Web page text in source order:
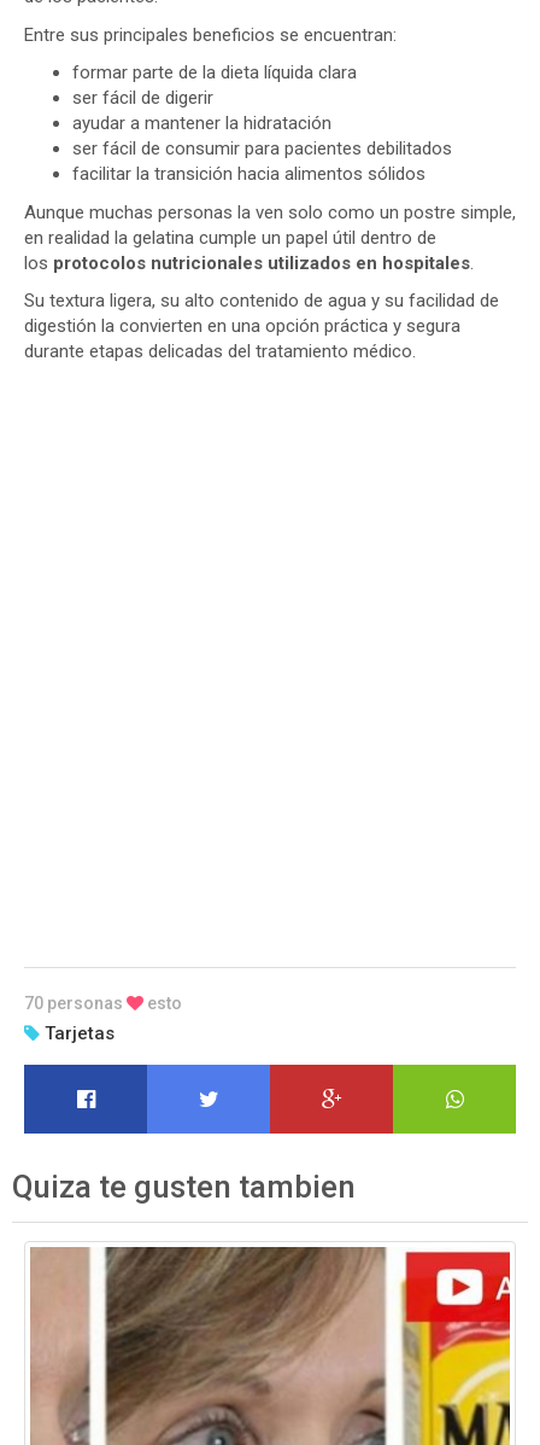
Entre sus principales beneficios se encuentran:
formar parte de la dieta líquida clara
ser fácil de digerir
ayudar a mantener la hidratación
ser fácil de consumir para pacientes debilitados
facilitar la transición hacia alimentos sólidos
Aunque muchas personas la ven solo como un postre simple,
en realidad la gelatina cumple un papel útil dentro de
los protocolos nutricionales utilizados en hospitales
Su textura ligera, su alto contenido de agua y su facilidad de
digestión la convierten en una opción práctica y segura
durante etapas delicadas del tratamiento médico.
70 personas esto
Tarjetas
Quiza te gusten tambien